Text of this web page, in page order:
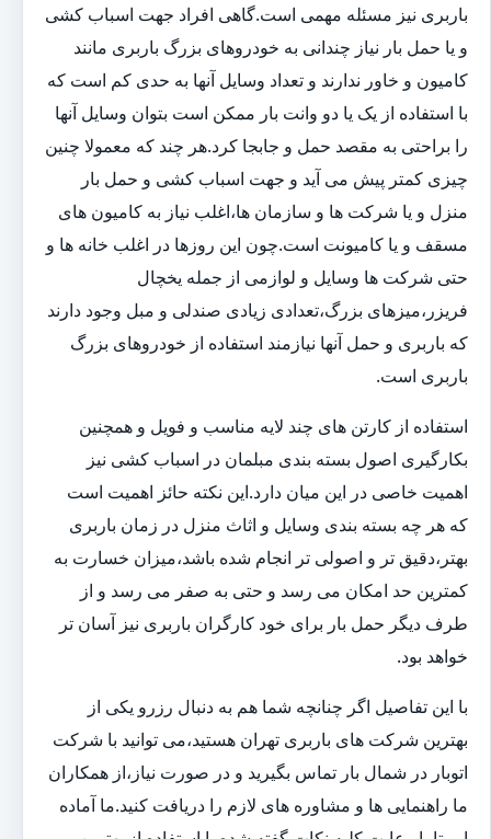
باربری نیز مسئله مهمی است.گاهی افراد جهت اسباب کشی
و یا حمل بار نیاز چندانی به خودروهای بزرگ باربری مانند
کامیون و خاور ندارند و تعداد وسایل آنها به حدی کم است که
با استفاده از یک یا دو وانت بار ممکن است بتوان وسایل آنها
را براحتی به مقصد حمل و جابجا کرد.هر چند که معمولا چنین
چیزی کمتر پیش می آید و جهت اسباب کشی و حمل بار
منزل و یا شرکت ها و سازمان ها،اغلب نیاز به کامیون های
مسقف و یا کامیونت است.چون این روزها در اغلب خانه ها و
حتی شرکت ها وسایل و لوازمی از جمله یخچال
فریزر،میزهای بزرگ،تعدادی زیادی صندلی و مبل وجود دارند
که باربری و حمل آنها نیازمند استفاده از خودروهای بزرگ
باربری است.
استفاده از کارتن های چند لایه مناسب و فویل و همچنین
بکارگیری اصول بسته بندی مبلمان در اسباب کشی نیز
اهمیت خاصی در این میان دارد.این نکته حائز اهمیت است
که هر چه بسته بندی وسایل و اثاث منزل در زمان باربری
بهتر،دقیق تر و اصولی تر انجام شده باشد،میزان خسارت به
کمترین حد امکان می رسد و حتی به صفر می رسد و از
طرف دیگر حمل بار برای خود کارگران باربری نیز آسان تر
خواهد بود.
با این تفاصیل اگر چنانچه شما هم به دنبال رزرو یکی از
بهترین شرکت های باربری تهران هستید،می توانید با شرکت
اتوبار در شمال بار تماس بگیرید و در صورت نیاز،از همکاران
ما راهنمایی ها و مشاوره های لازم را دریافت کنید.ما آماده